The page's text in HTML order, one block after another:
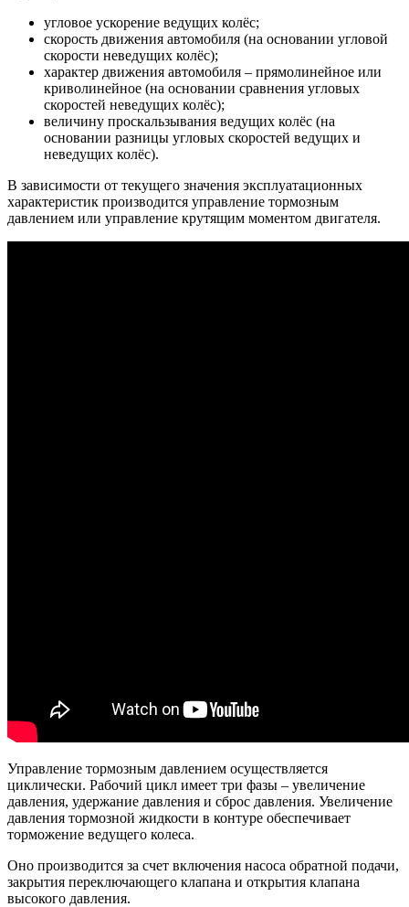
угловое ускорение ведущих колёс;
скорость движения автомобиля (на основании угловой
скорости неведущих колёс);
характер движения автомобиля – прямолинейное или
криволинейное (на основании сравнения угловых
скоростей неведущих колёс);
величину проскальзывания ведущих колёс (на
основании разницы угловых скоростей ведущих и
неведущих колёс).
В зависимости от текущего значения эксплуатационных
характеристик производится управление тормозным
давлением или управление крутящим моментом двигателя.
Управление тормозным давлением осуществляется
циклически. Рабочий цикл имеет три фазы – увеличение
давления, удержание давления и сброс давления. Увеличение
давления тормозной жидкости в контуре обеспечивает
торможение ведущего колеса.
Оно производится за счет включения насоса обратной подачи,
закрытия переключающего клапана и открытия клапана
высокого давления.